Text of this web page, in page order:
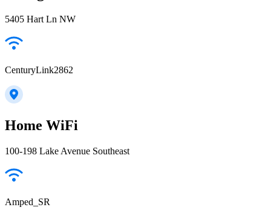
5405 Hart Ln NW
CenturyLink2862
Home WiFi
100-198 Lake Avenue Southeast
Amped_SR